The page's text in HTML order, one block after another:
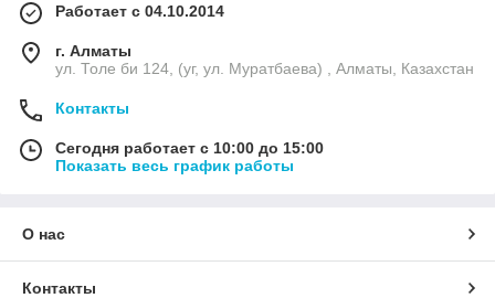
Работает с 04.10.2014
г. Алматы
ул. Толе би 124, (уг, ул. Муратбаева) , Алматы, Казахстан
Контакты
Сегодня работает с 10:00 до 15:00
Показать весь график работы
О нас
Контакты